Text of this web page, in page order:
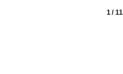
1 / 11